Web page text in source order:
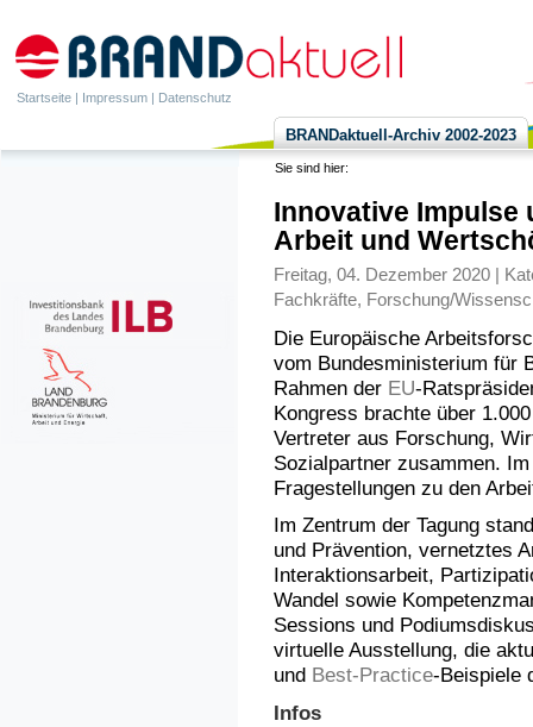
Startseite | Impressum | Datenschutz
BRANDaktuell-Archiv 2002-2023
Sie sind hier:
Innovative Impulse
Arbeit und
Freitag, 04. Dezember 2020 |
Fachkräfte, Forschung/
Die Europäische
vom Bundesministerium für
Rahmen der EU-
Kongress brachte über
Vertreter aus Forschung,
Sozialpartner zusammen.
Fragestellungen zu den
Im Zentrum der Tagung
und Prävention, vernetztes
Interaktionsarbeit,
Wandel sowie
Sessions und
virtuelle Ausstellung, die
und Best-Practice-Beispiele
Infos